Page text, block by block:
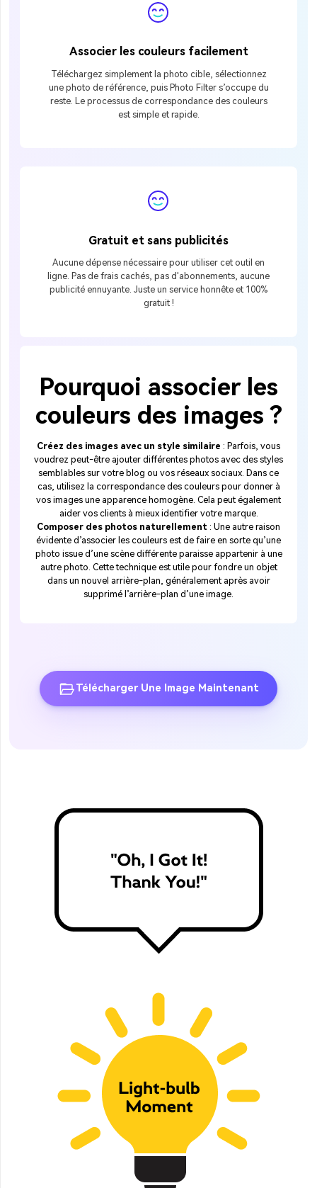
Associer les couleurs facilement
Téléchargez simplement la photo cible, sélectionnez
une photo de référence, puis Photo Filter s’occupe du
reste. Le processus de correspondance des couleurs
est simple et rapide.
Gratuit et sans publicités
Aucune dépense nécessaire pour utiliser cet outil en
ligne. Pas de frais cachés, pas d'abonnements, aucune
publicité ennuyante. Juste un service honnête et 100%
gratuit !
Pourquoi associer les
couleurs des images ?
Créez des images avec un style similaire : Parfois, vous
voudrez peut-être ajouter différentes photos avec des styles
semblables sur votre blog ou vos réseaux sociaux. Dans ce
cas, utilisez la correspondance des couleurs pour donner à
vos images une apparence homogène. Cela peut également
aider vos clients à mieux identifier votre marque.
Composer des photos naturellement : Une autre raison
évidente d’associer les couleurs est de faire en sorte qu’une
photo issue d’une scène différente paraisse appartenir à une
autre photo. Cette technique est utile pour fondre un objet
dans un nouvel arrière-plan, généralement après avoir
supprimé l’arrière-plan d’une image.
Télécharger Une Image Maintenant